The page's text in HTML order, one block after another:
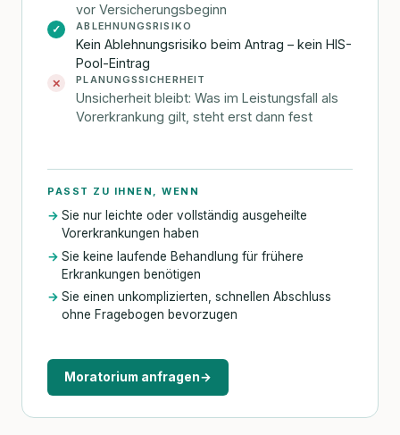
vor Versicherungsbeginn
✓ ABLEHNUNGSRISIKO
Kein Ablehnungsrisiko beim Antrag – kein HIS-
Pool-Eintrag
✕ PLANUNGSSICHERHEIT
Unsicherheit bleibt: Was im Leistungsfall als
Vorerkrankung gilt, steht erst dann fest
PASST ZU IHNEN, WENN
Sie nur leichte oder vollständig ausgeheilte
Vorerkrankungen haben
Sie keine laufende Behandlung für frühere
Erkrankungen benötigen
Sie einen unkomplizierten, schnellen Abschluss
ohne Fragebogen bevorzugen
Moratorium anfragen→